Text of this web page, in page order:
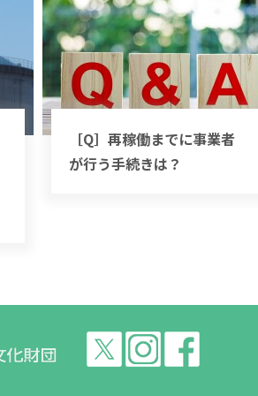
［Q］再稼働までに事業者
が行う手続きは？